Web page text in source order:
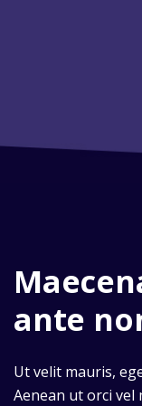
ante
Ut velit mauris,
Aenean ut orci vel